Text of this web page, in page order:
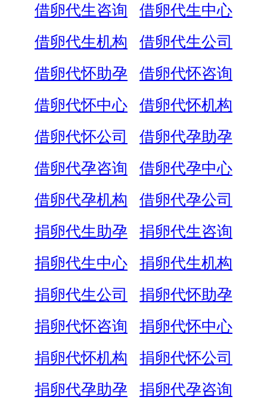
借卵代生咨询
借卵代生中心
借卵代生机构
借卵代生公司
借卵代怀助孕
借卵代怀咨询
借卵代怀中心
借卵代怀机构
借卵代怀公司
借卵代孕助孕
借卵代孕咨询
借卵代孕中心
借卵代孕机构
借卵代孕公司
捐卵代生助孕
捐卵代生咨询
捐卵代生中心
捐卵代生机构
捐卵代生公司
捐卵代怀助孕
捐卵代怀咨询
捐卵代怀中心
捐卵代怀机构
捐卵代怀公司
捐卵代孕助孕
捐卵代孕咨询